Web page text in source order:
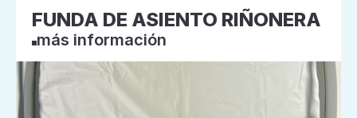
FUNDA DE ASIENTO RIÑONERA
más información